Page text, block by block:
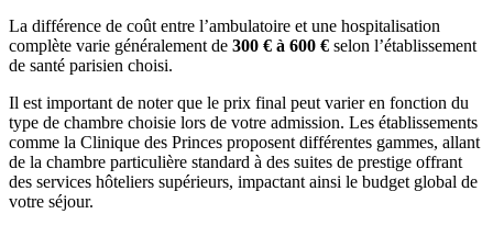
La différence de coût entre l’ambulatoire et une hospitalisation
complète varie généralement de 300 € à 600 € selon l’établissement
de santé parisien choisi.
Il est important de noter que le prix final peut varier en fonction du
type de chambre choisie lors de votre admission. Les établissements
comme la Clinique des Princes proposent différentes gammes, allant
de la chambre particulière standard à des suites de prestige offrant
des services hôteliers supérieurs, impactant ainsi le budget global de
votre séjour.